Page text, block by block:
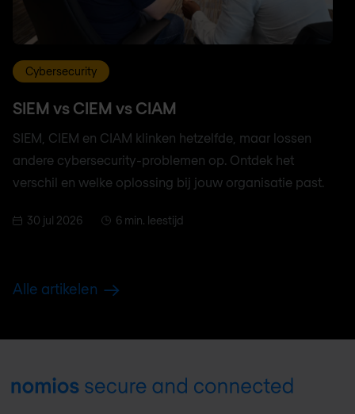
Cybersecurity
SIEM vs CIEM vs CIAM
SIEM, CIEM en CIAM klinken hetzelfde, maar lossen
andere cybersecurity-problemen op. Ontdek het
verschil en welke oplossing bij jouw organisatie past.
30 jul 2026 6 min. leestijd
Alle artikelen
Footer